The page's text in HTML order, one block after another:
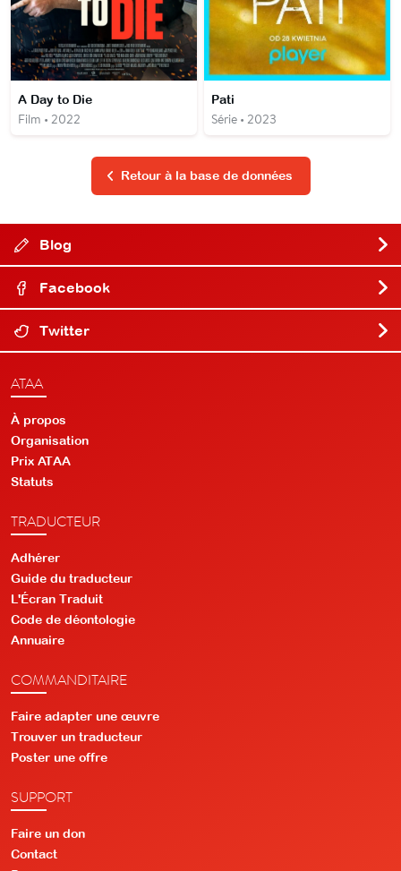
A Day to Die
Film • 2022
Pati
Série • 2023
Retour à la base de données
Blog
Facebook
Twitter
ATAA
À propos
Organisation
Prix ATAA
Statuts
TRADUCTEUR
Adhérer
Guide du traducteur
L'Écran Traduit
Code de déontologie
Annuaire
COMMANDITAIRE
Faire adapter une œuvre
Trouver un traducteur
Poster une offre
SUPPORT
Faire un don
Contact